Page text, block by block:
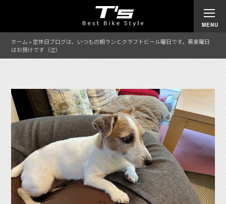
ホーム » 定休日ブログは、いつもの朝ランとクラフトビール曜日です。蕎麦曜日
はお預けです（泣）